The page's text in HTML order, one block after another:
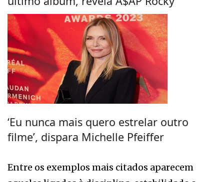
‘Eu nunca mais quero estrelar outro
filme’, dispara Michelle Pfeiffer
Entre os exemplos mais citados aparecem